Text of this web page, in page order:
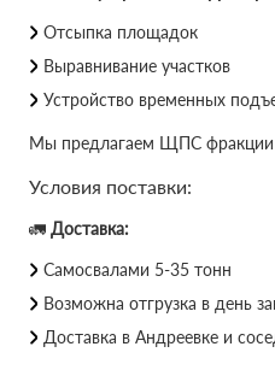
Отсыпка площадок
Выравнивание участков
Устройство временных
Мы предлагаем ЩПС фракции
Условия поставки:
🚛 Доставка:
Самосвалами 5-35 тонн
Возможна отгрузка в день
Доставка в Андреевке и